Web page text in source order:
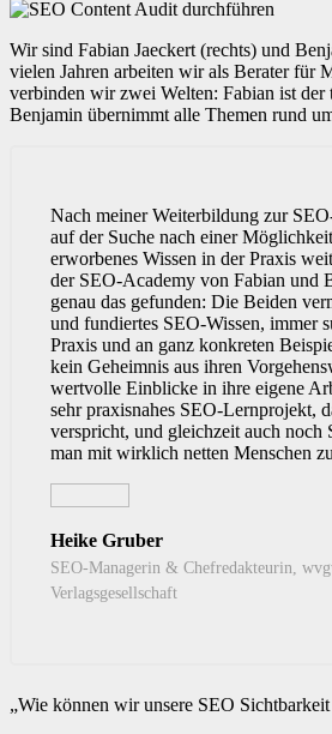
Wir sind Fabian Jaeckert (rechts) und
vielen Jahren arbeiten wir als Berater für
verbinden wir zwei Welten: Fabian ist der
Benjamin übernimmt alle Themen rund
Nach meiner Weiterbildung zur
auf der Suche nach einer
erworbenes Wissen in der Praxis
der SEO-Academy von Fabian und
genau das gefunden: Die Beiden
und fundiertes SEO-Wissen, immer
Praxis und an ganz konkreten
kein Geheimnis aus ihren
wertvolle Einblicke in ihre eigene
sehr praxisnahes SEO-Lernprojekt,
verspricht, und gleichzeit auch noch
man mit wirklich netten Menschen
Heike Gruber
SEO-Managerin & Chefredakteurin,
Verlagsgesellschaft
„Wie können wir unsere SEO Sichtbarkeit